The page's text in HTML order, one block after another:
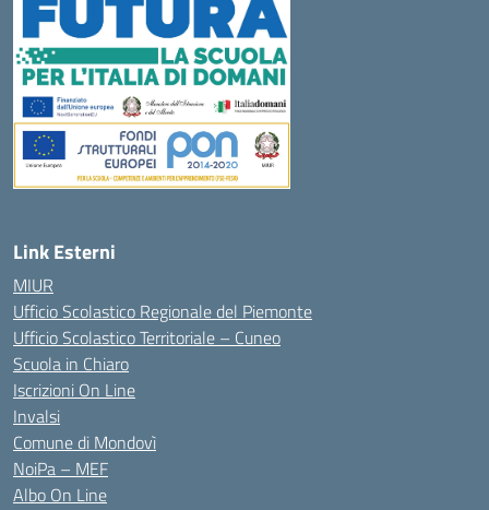
Link Esterni
MIUR
Ufficio Scolastico Regionale del Piemonte
Ufficio Scolastico Territoriale – Cuneo
Scuola in Chiaro
Iscrizioni On Line
Invalsi
Comune di Mondovì
NoiPa – MEF
Albo On Line